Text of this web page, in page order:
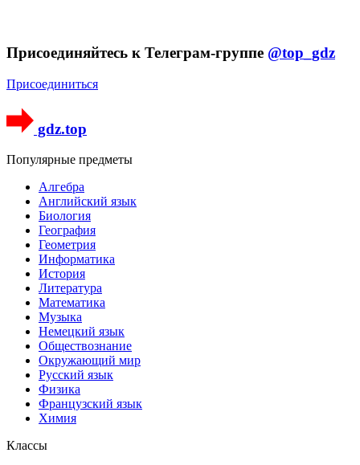
Присоединяйтесь к Телеграм-группе @top_gdz
Присоединиться
gdz.top
Популярные предметы
Алгебра
Английский язык
Биология
География
Геометрия
Информатика
История
Литература
Математика
Музыка
Немецкий язык
Обществознание
Окружающий мир
Русский язык
Физика
Французский язык
Химия
Классы